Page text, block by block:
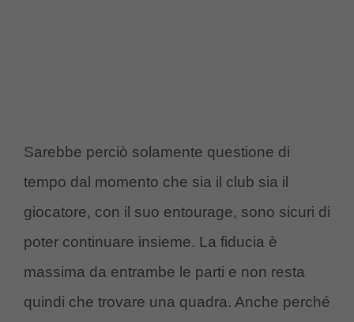
Sarebbe perciò solamente questione di
tempo dal momento che sia il club sia il
giocatore, con il suo entourage, sono sicuri di
poter continuare insieme. La fiducia è
massima da entrambe le parti e non resta
quindi che trovare una quadra. Anche perché